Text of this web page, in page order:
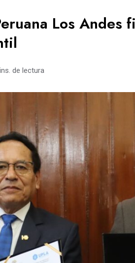
Los Andes
de lectura